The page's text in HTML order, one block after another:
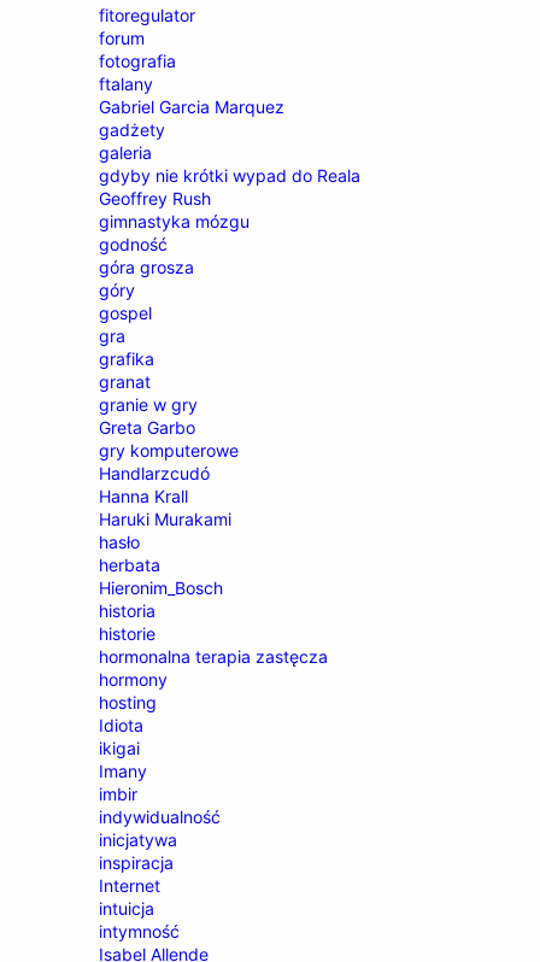
fitoregulator
forum
fotografia
ftalany
Gabriel Garcia Marquez
gadżety
galeria
gdyby nie krótki wypad do Reala
Geoffrey Rush
gimnastyka mózgu
godność
góra grosza
góry
gospel
gra
grafika
granat
granie w gry
Greta Garbo
gry komputerowe
Handlarzcudó
Hanna Krall
Haruki Murakami
hasło
herbata
Hieronim_Bosch
historia
historie
hormonalna terapia zastęcza
hormony
hosting
Idiota
ikigai
Imany
imbir
indywidualność
inicjatywa
inspiracja
Internet
intuicja
intymność
Isabel Allende